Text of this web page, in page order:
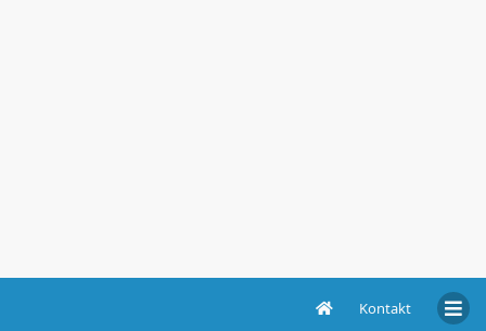
Kontakt